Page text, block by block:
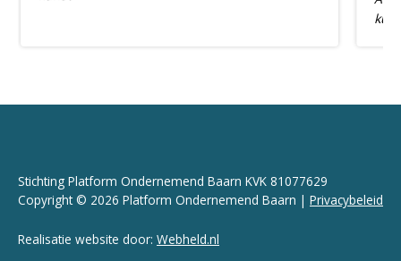
Stichting Platform Ondernemend Baarn KVK 81077629
Copyright © 2026 Platform Ondernemend Baarn | Privacybeleid
Realisatie website door: Webheld.nl